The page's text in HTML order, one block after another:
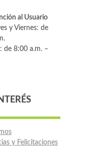
al Usuario
y Viernes: de
de 8:00 a.m. –
y Felicitaciones